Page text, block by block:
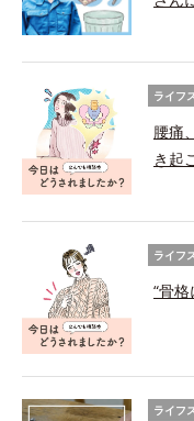
ライフ
腰痛
き起
ライフ
“骨
ライフ